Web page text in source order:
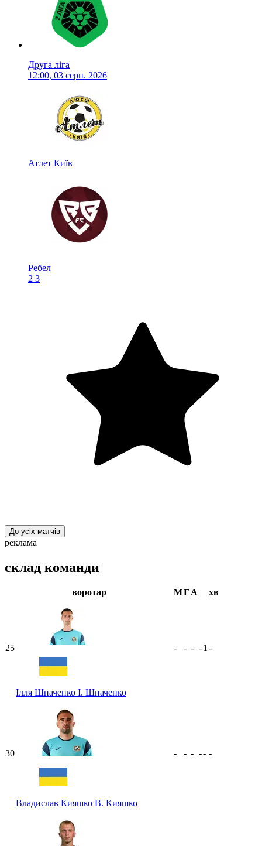
Друга ліга
12:00, 03 серп. 2026
Атлет Київ
Ребел
2 3
До усіх матчів
реклама
склад команди
воротар МГА хв
25
Ілля Шпаченко І. Шпаченко
- - - -1 -
30
Владислав Кияшко В. Кияшко
- - - -- -